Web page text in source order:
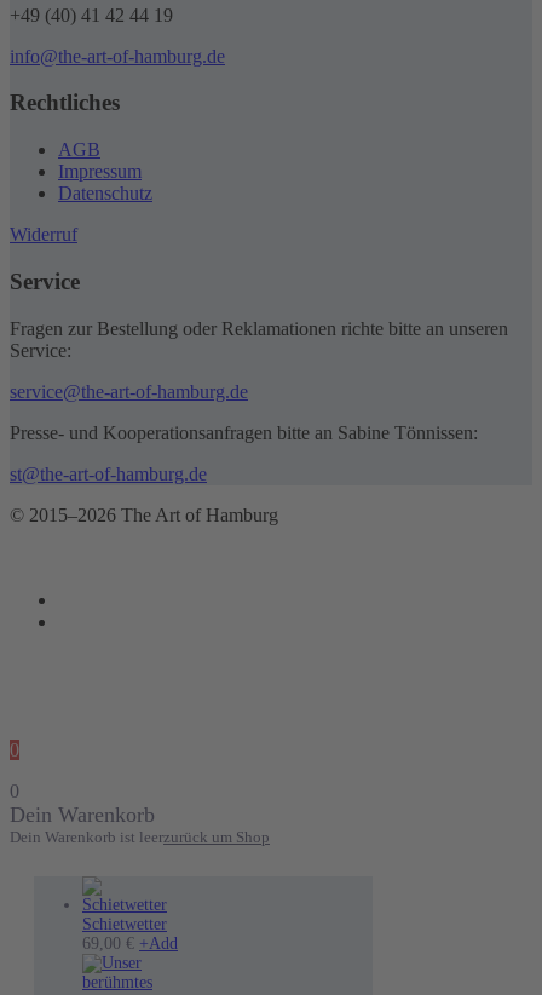
+49 (40) 41 42 44 19
info@the-art-of-hamburg.de
Rechtliches
AGB
Impressum
Datenschutz
Widerruf
Service
Fragen zur Bestellung oder Reklamationen richte bitte an unseren
Service:
service@the-art-of-hamburg.de
Presse- und Kooperationsanfragen bitte an Sabine Tönnissen:
st@the-art-of-hamburg.de
© 2015–2026 The Art of Hamburg
0
0
Dein Warenkorb
Dein Warenkorb ist leerzurück um Shop
Schietwetter
69,00 € +Add